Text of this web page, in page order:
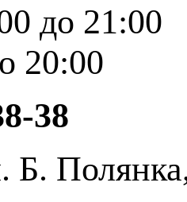
до 21:00
20:00
38
Б.